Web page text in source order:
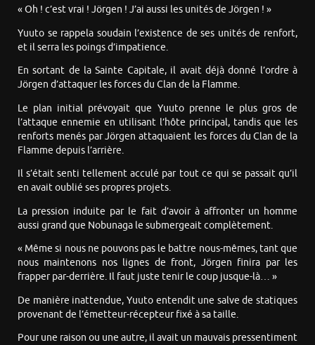
« Oh ! c’est vrai ! Jörgen ! J’ai aussi les unités de Jörgen ! »
Yuuto se rappela soudain l’existence de ses unités de renfort,
et il serra les poings d’impatience.
En sortant de la Sainte Capitale, il avait déjà donné l’ordre à
Jörgen d’attaquer les forces du Clan de la Flamme.
Le plan initial prévoyait que Yuuto prenne le plus gros de
l’attaque ennemie en utilisant l’hôte principal, tandis que les
renforts menés par Jörgen attaquaient les forces du Clan de la
Flamme depuis l’arrière.
Il s’était senti tellement acculé par tout ce qui se passait qu’il
en avait oublié ses propres projets.
La pression induite par le fait d’avoir à affronter un homme
aussi grand que Nobunaga le submergeait complètement.
« Même si nous ne pouvons pas le battre nous-mêmes, tant que
nous maintenons nos lignes de front, Jörgen finira par les
frapper par-derrière. Il faut juste tenir le coup jusque-là… »
De manière inattendue, Yuuto entendit une salve de statiques
provenant de l’émetteur-récepteur fixé à sa taille.
Pour une raison ou une autre, il avait un mauvais pressentiment